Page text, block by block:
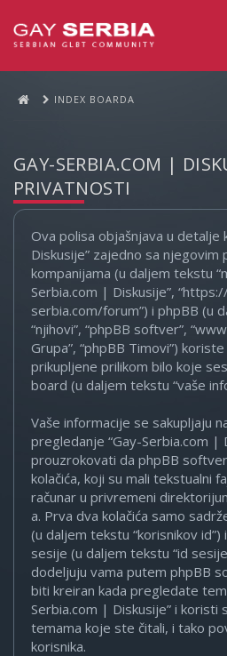
INDEX BOARDA
GAY-SERBIA.COM |
PRIVATNOSTI
Ova polisa objašnjava u detalje
Diskusije” zajedno sa njegovim
kompanijama (u daljem tekstu
Serbia.com | Diskusije”,
serbia.com/forum”) i phpBB (u
“njihovi”, “phpBB softver”,
Grupa”, “phpBB Timovi”)
prikupljene prilikom bilo koje
board (u daljem tekstu “vaše
Vaše informacije se sakupljaju
pregledanje “Gay-Serbia.com |
prouzrokovati da phpBB
kolačića, koji su mali tekstualni
računar u privremeni
a. Prva dva kolačića samo
(u daljem tekstu “korisnikov
sesije (u daljem tekstu “id
dodeljuju vama putem phpBB
biti kreiran kada pregledate
Serbia.com | Diskusije” i koristi
temama koje ste čitali, i tako
korisnika.